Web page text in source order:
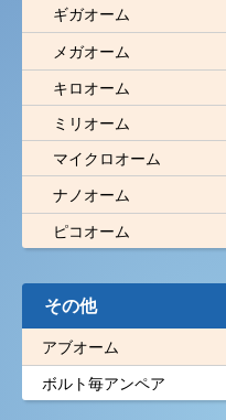
ギガオーム
メガオーム
キロオーム
ミリオーム
マイクロオーム
ナノオーム
ピコオーム
その他
アブオーム
ボルト毎アンペア